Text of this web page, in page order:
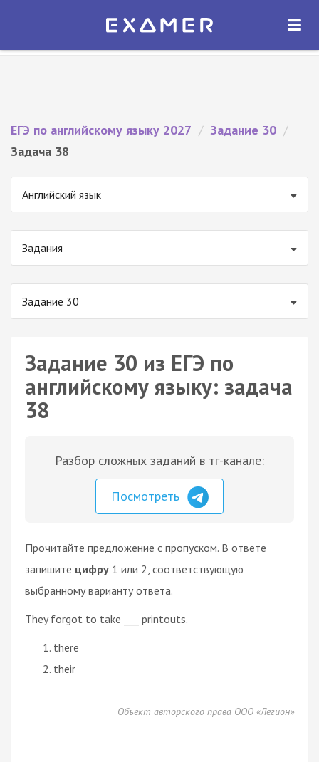
Экзамер — ЕГЭ 2027
ОТКРЫТЬ
ЕГЭ по английскому языку 2027 / Задание 30 /
Задача 38
Английский язык
Задания
Задание 30
Задание 30 из ЕГЭ по
английскому языку: задача
38
Разбор сложных заданий в тг-канале:
Посмотреть
Прочитайте предложение с пропуском. В ответе
запишите цифру 1 или 2, соответствующую
выбранному варианту ответа.
They forgot to take ___ printouts.
there
their
Объект авторского права ООО «Легион»